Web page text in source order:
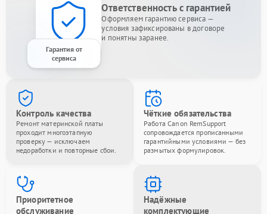
Гарантия от
сервиса
Ответственность с гарантией
Оформляем гарантию сервиса —
условия зафиксированы в договоре
и понятны заранее.
Контроль качества
Ремонт материнской платы
проходит многоэтапную
проверку — исключаем
недоработки и повторные сбои.
Чёткие обязательства
Работа Canon RemSupport
сопровождается прописанными
гарантийными условиями — без
размытых формулировок.
Приоритетное
обслуживание
Надёжные
комплектующие